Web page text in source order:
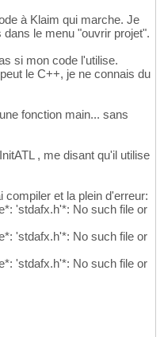
à Klaim qui marche. Je
le menu "ouvrir projet".
si mon code l'utilise.
le C++, je ne connais du
fonction main... sans
, me disant qu'il utilise
compiler et la plein d'erreur:
'stdafx.h'*: No such file or
'stdafx.h'*: No such file or
'stdafx.h'*: No such file or